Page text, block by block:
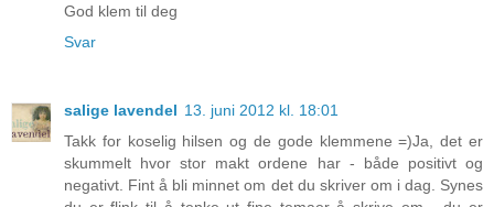
God klem til deg
Svar
salige lavendel 13. juni 2012 kl. 18:01
Takk for koselig hilsen og de gode klemmene =)Ja, det er
skummelt hvor stor makt ordene har - både positivt og
negativt. Fint å bli minnet om det du skriver om i dag. Synes